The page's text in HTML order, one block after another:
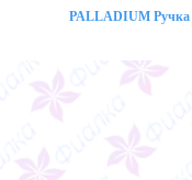
PALLADIUM Ручка